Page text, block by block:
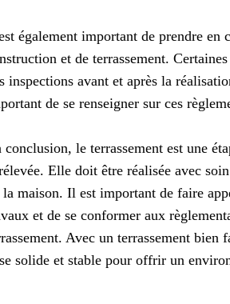
également important de prendre en
et de terrassement.
inspections avant et après la
de se renseigner sur ces
conclusion, le terrassement est une
Elle doit être réalisée avec
la maison. Il est important de faire
et de se conformer aux
Avec un terrassement bien
solide et stable pour offrir un